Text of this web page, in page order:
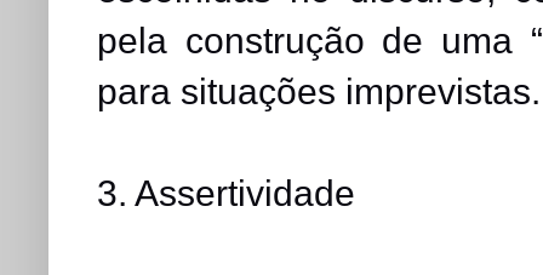
pela construção de uma
para situações imprevistas.
3. Assertividade